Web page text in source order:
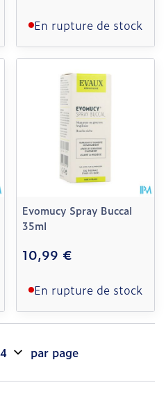
En rupture de stock
Evomucy Spray Buccal
35ml
10,99 €
En rupture de stock
par page